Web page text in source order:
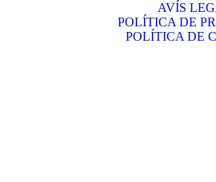
AVÍS
POLÍTICA DE
POLÍTICA DE